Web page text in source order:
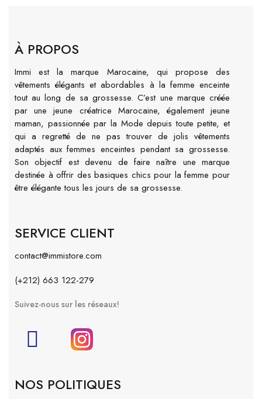
À PROPOS
Immi est la marque Marocaine, qui propose des
vêtements élégants et abordables à la femme enceinte
tout au long de sa grossesse. C’est une marque créée
par une jeune créatrice Marocaine, également jeune
maman, passionnée par la Mode depuis toute petite, et
qui a regretté de ne pas trouver de jolis vêtements
adaptés aux femmes enceintes pendant sa grossesse.
Son objectif est devenu de faire naître une marque
destinée à offrir des basiques chics pour la femme pour
être élégante tous les jours de sa grossesse.
SERVICE CLIENT
contact@immistore.com
(+212) 663 122-279
Suivez-nous sur les réseaux!
NOS POLITIQUES